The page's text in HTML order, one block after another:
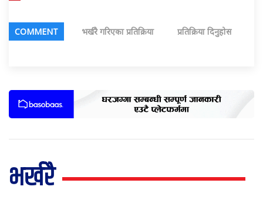
COMMENT भर्खरै गरिएका प्रतिक्रिया प्रतिक्रिया दिनुहोस
भर्खरै